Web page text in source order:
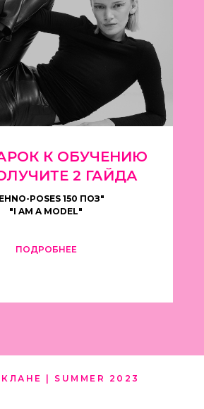
К ОБУЧЕНИЮ
2 ГАЙДА
POSES 150 ПОЗ"
"I AM A MODEL"
ПОДРОБНЕЕ
| SUMMER 2023